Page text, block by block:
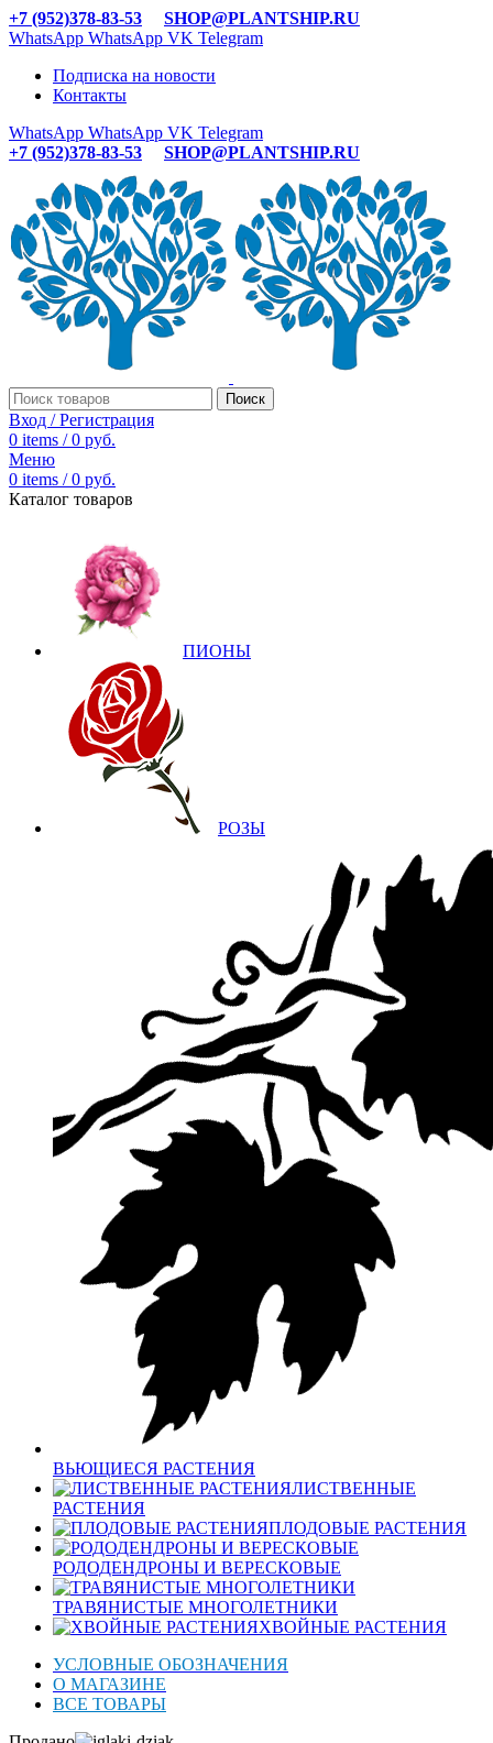
+7 (952)378-83-53
SHOP@PLANTSHIP.RU
WhatsApp WhatsApp VK Telegram
Подписка на новости
Контакты
WhatsApp WhatsApp VK Telegram
+7 (952)378-83-53
SHOP@PLANTSHIP.RU
Поиск
Вход / Регистрация
0 items / 0 руб.
Меню
0 items / 0 руб.
Каталог товаров
ПИОНЫ
РОЗЫ
ВЬЮЩИЕСЯ РАСТЕНИЯ
ЛИСТВЕННЫЕ
РАСТЕНИЯ
ПЛОДОВЫЕ РАСТЕНИЯ
РОДОДЕНДРОНЫ И ВЕРЕСКОВЫЕ
ТРАВЯНИСТЫЕ МНОГОЛЕТНИКИ
ХВОЙНЫЕ РАСТЕНИЯ
УСЛОВНЫЕ ОБОЗНАЧЕНИЯ
О МАГАЗИНЕ
ВСЕ ТОВАРЫ